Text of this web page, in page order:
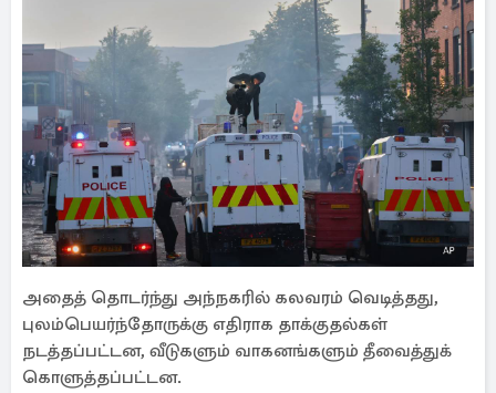
அதைத் தொடர்ந்து அந்நகரில் கலவரம் வெடித்தது,
புலம்பெயர்ந்தோருக்கு எதிராக தாக்குதல்கள்
நடத்தப்பட்டன, வீடுகளும் வாகனங்களும் தீவைத்துக்
கொளுத்தப்பட்டன.